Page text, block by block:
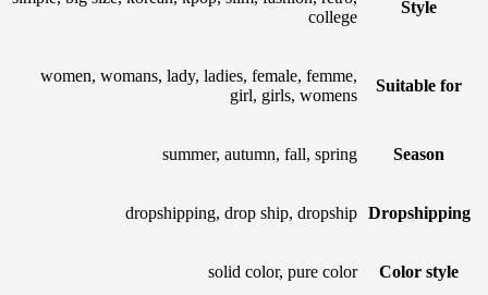
Style
college
Suitable for
women, womans, lady, ladies, female, femme,
girl, girls, womens
Season
summer, autumn, fall, spring
Dropshipping
dropshipping, drop ship, dropship
Color style
solid color, pure color